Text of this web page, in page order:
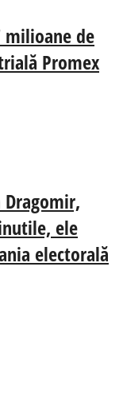
milioane de
Promex
ele
electorală